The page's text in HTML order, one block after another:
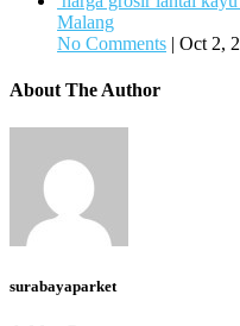
Malang
No Comments | Oct 2,
About The Author
surabayaparket